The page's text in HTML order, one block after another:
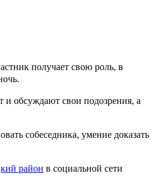
получает свою роль, в
обсуждают свои подозрения, а
собеседника, умение доказать
район в социальной сети